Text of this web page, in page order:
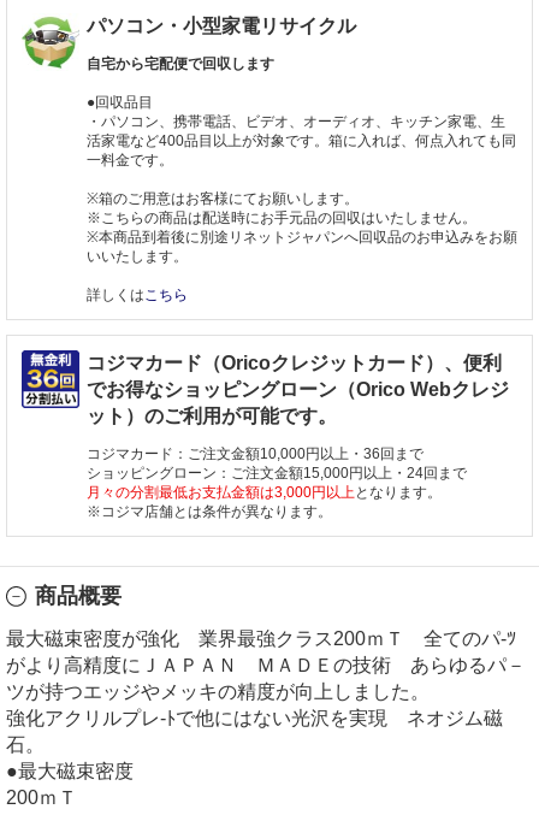
パソコン・小型家電リサイクル
自宅から宅配便で回収します
●回収品目
・パソコン、携帯電話、ビデオ、オーディオ、キッチン家電、生
活家電など400品目以上が対象です。箱に入れば、何点入れても同
一料金です。
※箱のご用意はお客様にてお願いします。
※こちらの商品は配送時にお手元品の回収はいたしません。
※本商品到着後に別途リネットジャパンへ回収品のお申込みをお願
いいたします。
詳しくはこちら
コジマカード（Oricoクレジットカード）、便利
でお得なショッピングローン（Orico Webクレジ
ット）のご利用が可能です。
コジマカード：ご注文金額10,000円以上・36回まで
ショッピングローン：ご注文金額15,000円以上・24回まで
月々の分割最低お支払金額は3,000円以上となります。
※コジマ店舗とは条件が異なります。
商品概要
最大磁束密度が強化 業界最強クラス200ｍＴ 全てのパ-ﾂ
がより高精度にＪＡＰＡＮ ＭＡＤＥの技術 あらゆるパ－
ツが持つエッジやメッキの精度が向上しました。
強化アクリルプレ-ﾄで他にはない光沢を実現 ネオジム磁
石。
●最大磁束密度
200ｍＴ